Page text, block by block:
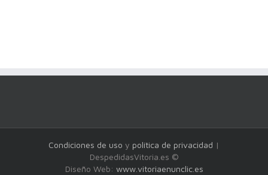
Condiciones de uso y política de privacidad |
DespedidasVitoria.es ©
Diseño Web: www.vitoriaenunclic.es